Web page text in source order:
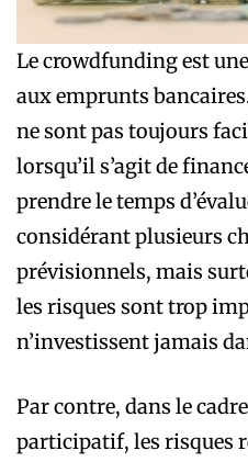
Le crowdfunding est
aux emprunts
ne sont pas toujours
lorsqu’il s’agit de
prendre le temps
considérant plusieurs
prévisionnels, mais
les risques sont trop
n’investissent jamais
Par contre, dans le
participatif, les risques